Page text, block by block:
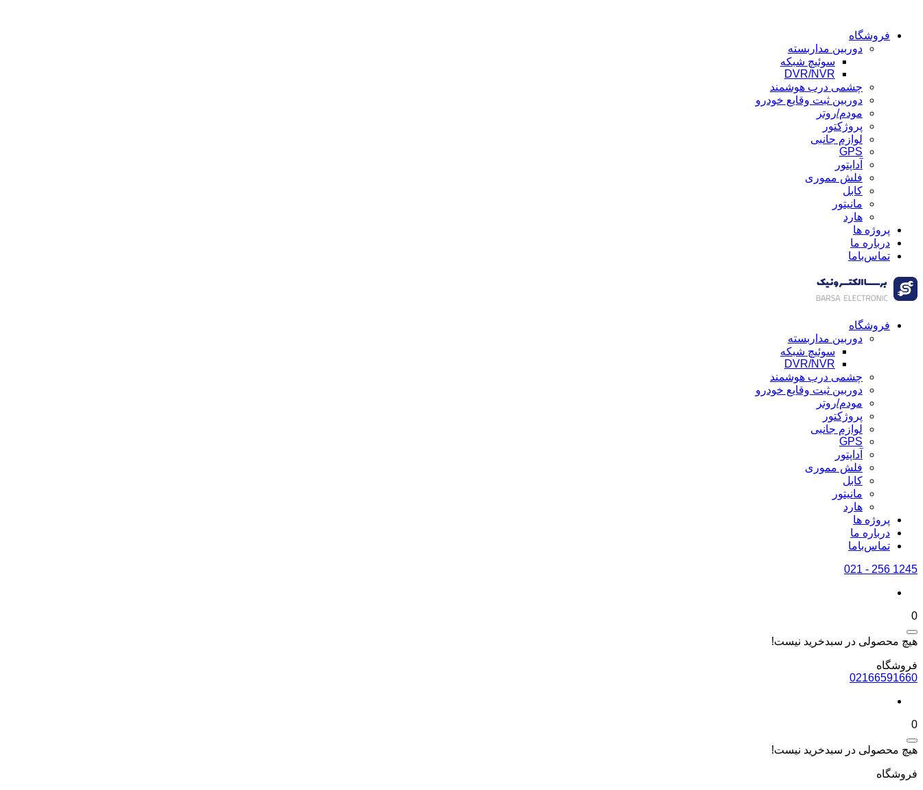
فروشگاه
دوربین مداربسته
سوئیچ شبکه
DVR/NVR
چشمی درب هوشمند
دوربین ثبت وقایع خودرو
مودم/روتر
پروژکتور
لوازم جانبی
GPS
آداپتور
فلش مموری
کابل
مانیتور
هارد
پروژه ها
درباره ما
تماس‌باما
فروشگاه
دوربین مداربسته
سوئیچ شبکه
DVR/NVR
چشمی درب هوشمند
دوربین ثبت وقایع خودرو
مودم/روتر
پروژکتور
لوازم جانبی
GPS
آداپتور
فلش مموری
کابل
مانیتور
هارد
پروژه ها
درباره ما
تماس‌باما
1245 256 - 021
0
هیچ محصولی در سبدخرید نیست!
فروشگاه
02166591660
0
هیچ محصولی در سبدخرید نیست!
فروشگاه